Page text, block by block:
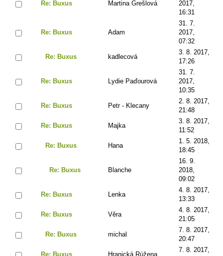
Re: Buxus Martina Grešlová
2017,
16:31
Re: Buxus Adam
31. 7.
2017,
07:32
Re: Buxus kadlecová
3. 8. 2017,
17:26
Re: Buxus Lydie Paďourová
31. 7.
2017,
10:35
Re: Buxus Petr - Klecany
2. 8. 2017,
21:48
Re: Buxus Majka
3. 8. 2017,
11:52
Re: Buxus Hana
1. 5. 2018,
18:45
Re: Buxus Blanche
16. 9.
2018,
09:02
Re: Buxus Lenka
4. 8. 2017,
13:33
Re: Buxus Věra
4. 8. 2017,
21:05
Re: Buxus michal
7. 8. 2017,
20:47
Re: Buxus Hranická Rúžena
7. 8. 2017,